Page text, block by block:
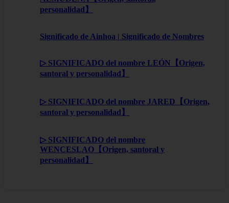
personalidad】
Significado de Ainhoa | Significado de Nombres
▷ SIGNIFICADO del nombre LEÓN【Origen,
santoral y personalidad】
▷ SIGNIFICADO del nombre JARED【Origen,
santoral y personalidad】
▷ SIGNIFICADO del nombre
WENCESLAO【Origen, santoral y
personalidad】